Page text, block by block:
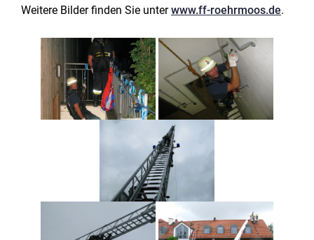
Weitere Bilder finden Sie unterwww.ff-roehrmoos.de.